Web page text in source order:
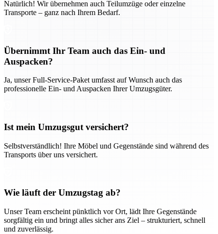
Natürlich! Wir übernehmen auch Teilumzüge oder einzelne
Transporte – ganz nach Ihrem Bedarf.
Übernimmt Ihr Team auch das Ein- und
Auspacken?
Ja, unser Full-Service-Paket umfasst auf Wunsch auch das
professionelle Ein- und Auspacken Ihrer Umzugsgüter.
Ist mein Umzugsgut versichert?
Selbstverständlich! Ihre Möbel und Gegenstände sind während des
Transports über uns versichert.
Wie läuft der Umzugstag ab?
Unser Team erscheint pünktlich vor Ort, lädt Ihre Gegenstände
sorgfältig ein und bringt alles sicher ans Ziel – strukturiert, schnell
und zuverlässig.